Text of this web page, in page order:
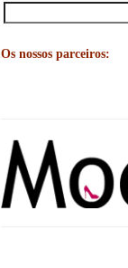
Os nossos parceiros: